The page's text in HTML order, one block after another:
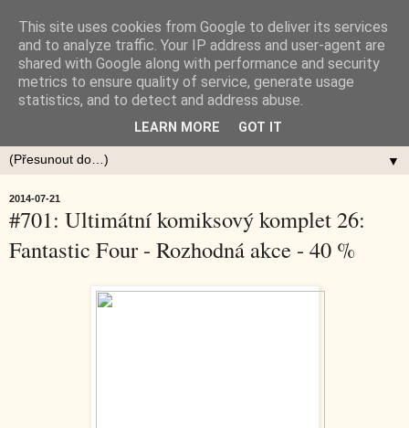
▼
2014-07-21
#701: Ultimátní komiksový komplet 26:
Fantastic Four - Rozhodná akce - 40 %
This site uses cookies from Google to deliver its services
and to analyze traffic. Your IP address and user-agent are
shared with Google along with performance and security
metrics to ensure quality of service, generate usage
statistics, and to detect and address abuse.
LEARN MORE GOT IT